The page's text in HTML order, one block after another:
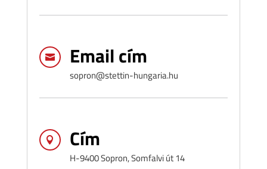
 Email cím
sopron@stettin-hungaria.hu
 Cím
H-9400 Sopron, Somfalvi út 14